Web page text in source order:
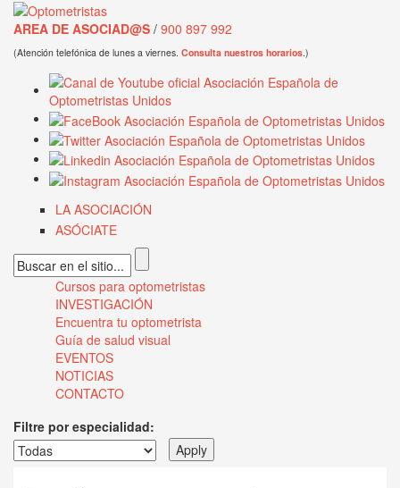
Pasar al contenido principal
AREA DE ASOCIAD@S / 900 897 992
(Atención telefónica de lunes a viernes. Consulta nuestros horarios.)
LA ASOCIACIÓN
ASÓCIATE
Formulario de búsqueda
Menú principal
Cursos para optometristas
INVESTIGACIÓN
Encuentra tu optometrista
Guía de salud visual
EVENTOS
NOTICIAS
CONTACTO
Filtre por especialidad: